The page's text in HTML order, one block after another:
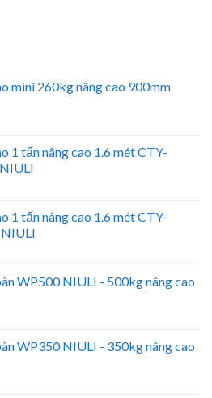
mini 260kg nâng cao 900mm
1 tấn nâng cao 1.6 mét CTY-
1 tấn nâng cao 1.6 mét CTY-
WP500 NIULI - 500kg nâng cao
WP350 NIULI - 350kg nâng cao